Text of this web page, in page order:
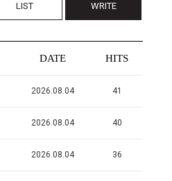
LIST WRITE
DATE HITS
2026.08.04 41
2026.08.04 40
2026.08.04 36